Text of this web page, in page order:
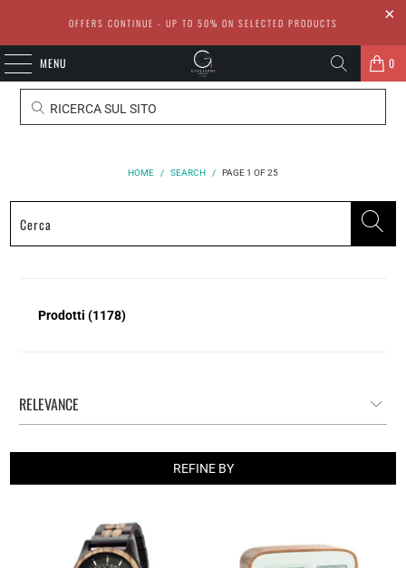
OFFERS CONTINUE - UP TO 50% ON SELECTED PRODUCTS
MENU 0
RICERCA SUL SITO
HOME / SEARCH / PAGE 1 OF 25
Prodotti (1178)
REFINE BY